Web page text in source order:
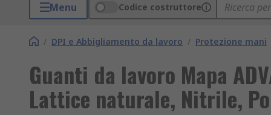
Menu Codice costruttore
/ DPI e Abbigliamento da lavoro / Protezione mani
Guanti da lavoro Mapa
Lattice naturale, Nitrile,